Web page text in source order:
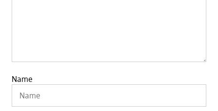
Name